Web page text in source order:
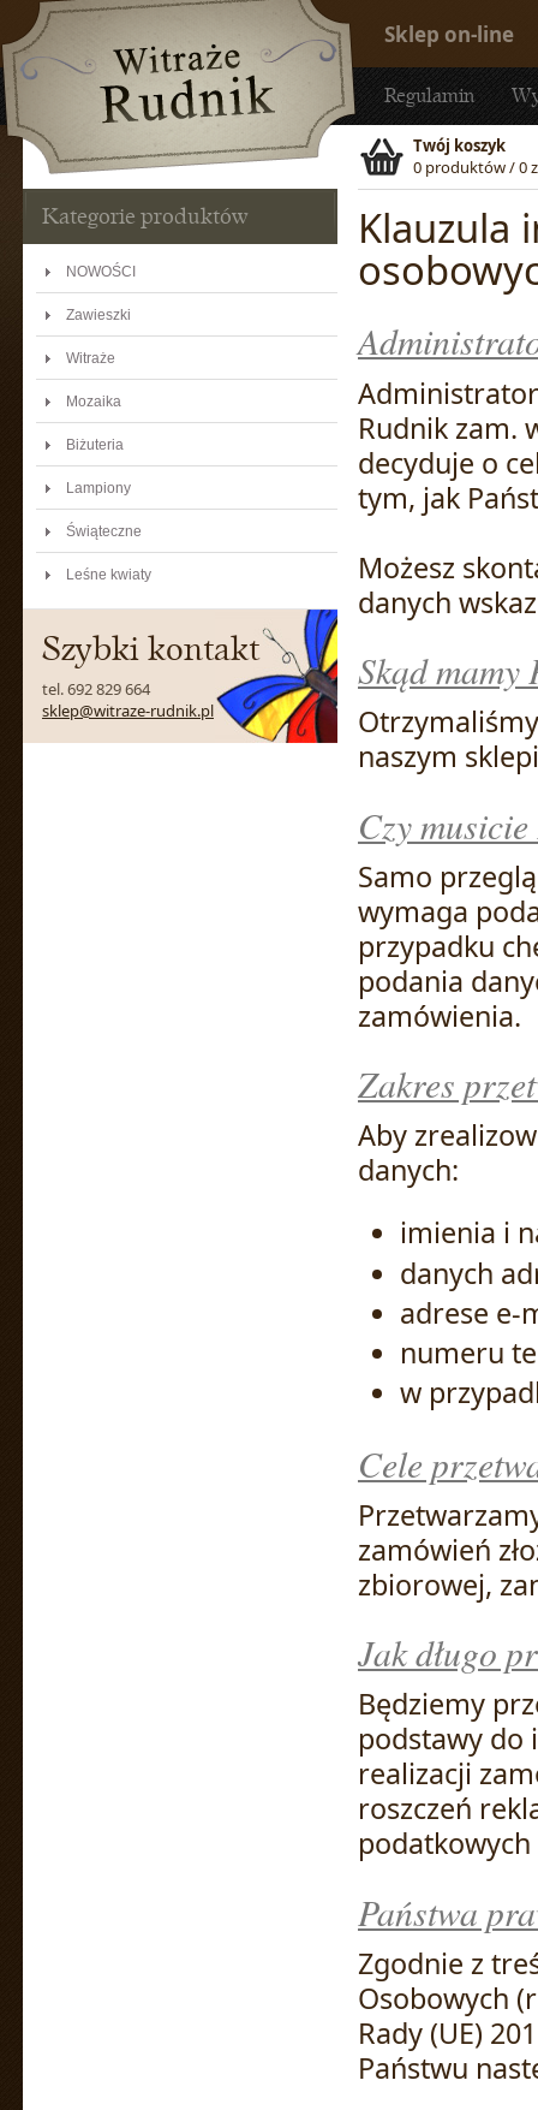
Sklep on-line
Regulamin
Twój koszyk
0 produktów / 0
Klauzula
Rudnik zam.
decyduje o
tym, jak
Możesz
danych
Skąd mamy
naszym
Czy
Samo
wymaga
przypadku
podania
zamówienia.
Zakres
Aby
danych:
imienia i
danych
adrese e-
numeru
w
Cele
zamówień
zbiorowej,
Jak długo
Będziemy
podstawy do
realizacji
roszczeń
Państwa
Zgodnie z
Osobowych
Rady (UE)
Państwu
Kategorie produktów
NOWOŚCI
Zawieszki
Witraże
Mozaika
Biżuteria
Lampiony
Świąteczne
Leśne kwiaty
Szybki kontakt
tel. 692 829 664
sklep@witraze-rudnik.pl